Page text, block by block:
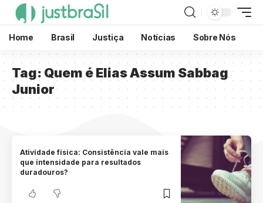
Home Brasil Justiça Notícias Sobre Nós
Tag: Quem é Elias Assum Sabbag
Junior
Atividade física: Consistência vale mais
que intensidade para resultados
duradouros?